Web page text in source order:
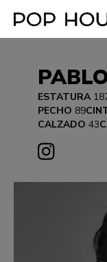
ESTATURA
PECHO 89
CALZADO 43